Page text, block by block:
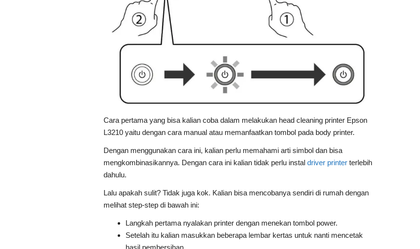
Cara pertama yang bisa kalian coba dalam melakukan head cleaning printer Epson
L3210 yaitu dengan cara manual atau memanfaatkan tombol pada body printer.
Dengan menggunakan cara ini, kalian perlu memahami arti simbol dan bisa
mengkombinasikannya. Dengan cara ini kalian tidak perlu instal driver printer terlebih
dahulu.
Lalu apakah sulit? Tidak juga kok. Kalian bisa mencobanya sendiri di rumah dengan
melihat step-step di bawah ini:
Langkah pertama nyalakan printer dengan menekan tombol power.
Setelah itu kalian masukkan beberapa lembar kertas untuk nanti mencetak
hasil pembersihan